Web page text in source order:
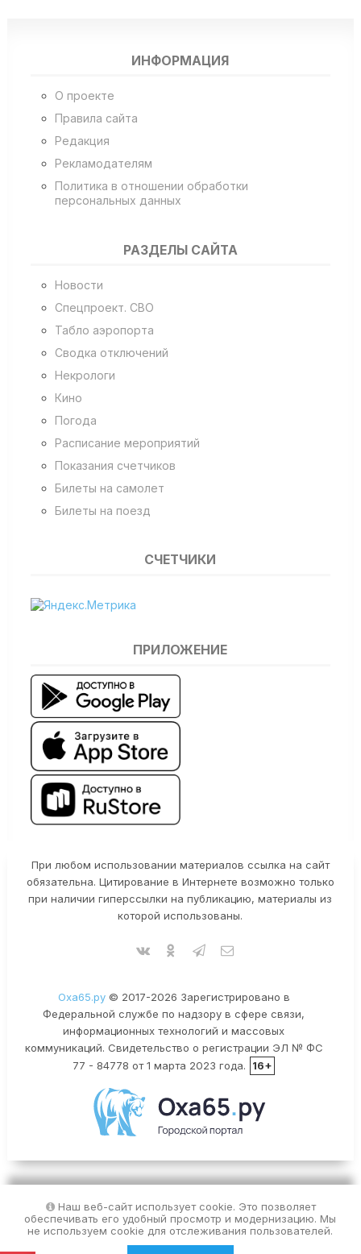
ИНФОРМАЦИЯ
О проекте
Правила сайта
Редакция
Рекламодателям
Политика в отношении обработки
персональных данных
РАЗДЕЛЫ САЙТА
Новости
Спецпроект. СВО
Табло аэропорта
Сводка отключений
Некрологи
Кино
Погода
Расписание мероприятий
Показания счетчиков
Билеты на самолет
Билеты на поезд
СЧЕТЧИКИ
ПРИЛОЖЕНИЕ
При любом использовании материалов ссылка на сайт
обязательна. Цитирование в Интернете возможно только
при наличии гиперссылки на публикацию, материалы из
которой использованы.
Оха65.ру© 2017-2026 Зарегистрировано в
Федеральной службе по надзору в сфере связи,
информационных технологий и массовых
коммуникаций. Свидетельство о регистрации ЭЛ № ФС
77 - 84778 от 1 марта 2023 года.
16+
Наш веб-сайт использует cookie. Это позволяет
обеспечивать его удобный просмотр и модернизацию. Мы
не используем cookie для отслеживания пользователей.